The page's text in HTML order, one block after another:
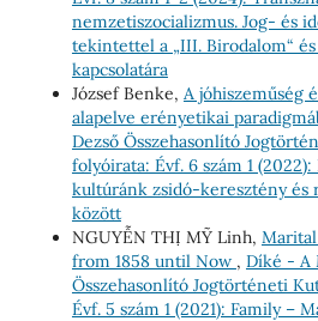
nemzetiszocializmus. Jog- és
tekintettel a „III. Birodalom“
kapcsolatára
József Benke, A jóhiszeműség
alapelve erényetikai
Dezső Összehasonlító
folyóirata: Évf. 6 szám 1
kultúránk zsidó-keresztény és
között
NGUYỄN THỊ MỸ Linh,
from 1858 until Now , Díké - A
Összehasonlító Jogtörténeti
Évf. 5 szám 1 (2021): Family –